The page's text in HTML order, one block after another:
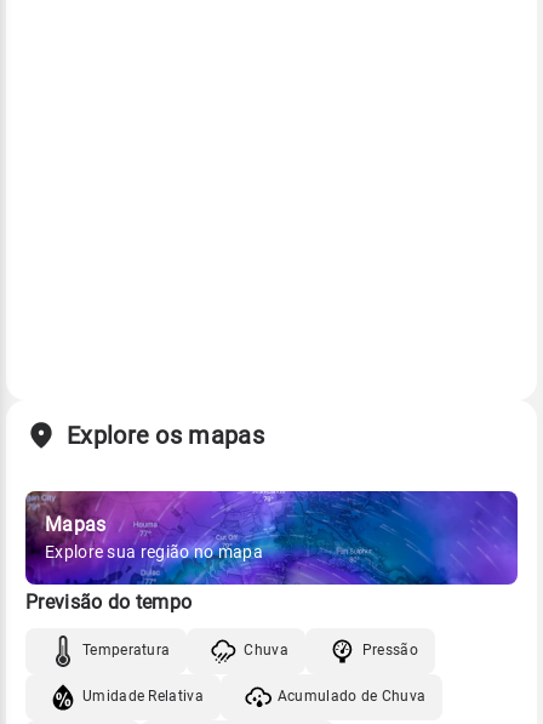
Explore os mapas
Mapas
Explore sua região no mapa
Previsão do tempo
Temperatura Chuva Pressão
Umidade Relativa Acumulado de Chuva